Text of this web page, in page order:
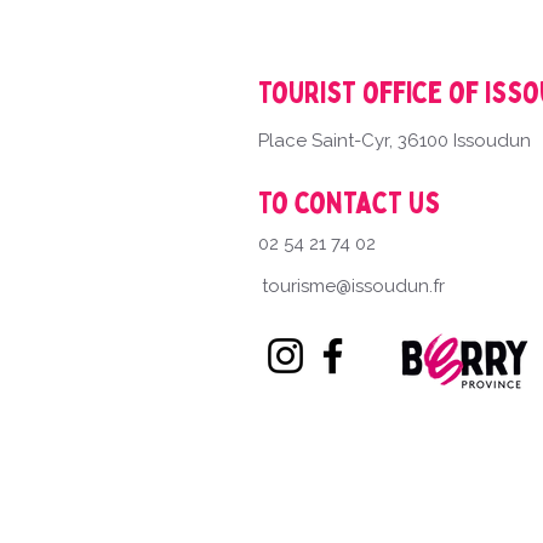
Place Saint-Cyr, 36100 Issoudun
Tourist office of
To contact us
02 54 21 74 02
tourisme@issoudun.fr